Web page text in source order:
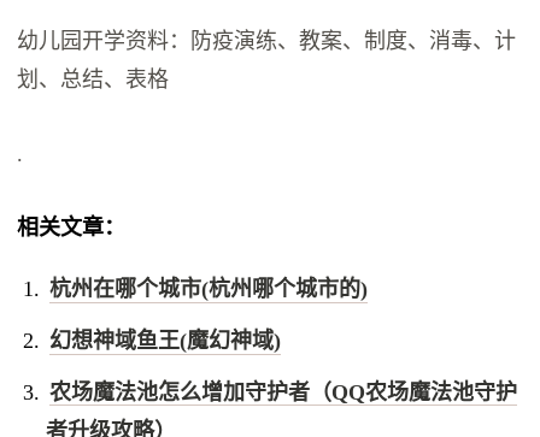
幼儿园开学资料：防疫演练、教案、制度、消毒、计
划、总结、表格
.
相关文章：
杭州在哪个城市(杭州哪个城市的)
幻想神域鱼王(魔幻神域)
农场魔法池怎么增加守护者（QQ农场魔法池守护
者升级攻略）